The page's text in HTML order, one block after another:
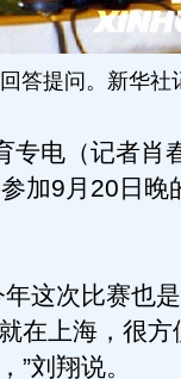
答提问。新华社
电（记者肖
加9月20日晚
这次比赛也
在上海，很
”刘翔说。